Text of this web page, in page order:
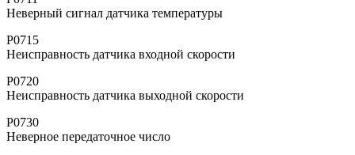
Неверный сигнал датчика температуры
P0715
Неисправность датчика входной скорости
P0720
Неисправность датчика выходной скорости
P0730
Неверное передаточное число